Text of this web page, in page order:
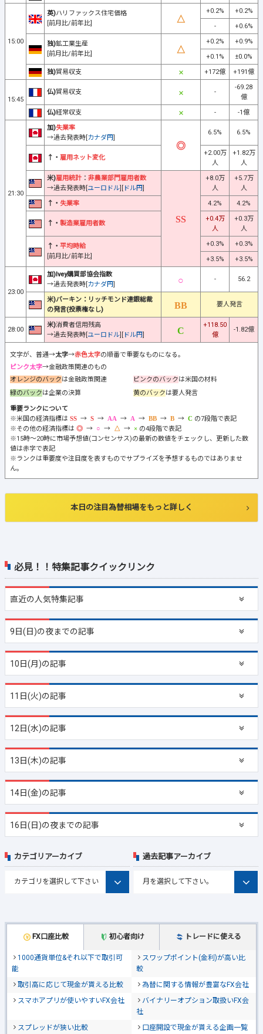
必見！！特集記事クイックリンク
直近の人気特集記事
9日(日)の夜までの記事
10日(月)の記事
11日(火)の記事
12日(水)の記事
13日(木)の記事
14日(金)の記事
16日(日)の夜までの記事
15:00
英)ハリファックス住宅価格
[前月比/前年比]
+0.2%
+0.2%
-
+0.6%
独)鉱工業生産
[前月比/前年比]
+0.2%
+0.9%
+0.1%
±0.0%
独)貿易収支 +172億 +191億
15:45
仏)貿易収支 -
-69.28
億
仏)経常収支 - -1億
21:30
加)失業率
→過去発表時[カナダ円]
6.5% 6.5%
↑・ 雇用ネット変化
+2.00万
人
+1.82万
人
米)雇用統計 ： 非農業部門雇用者数
→過去発表時[ユーロドル][ ドル円]
+8.0万
人
+5.7万
人
↑・ 失業率 4.2% 4.2%
↑・ 製造業雇用者数
+0.4万
人
+0.3万
人
↑・ 平均時給
[前月比/前年比]
+0.3%
+0.3%
+3.5%
+3.5%
23:00
加)Ivey購買部協会指数
→過去発表時[カナダ円]
- 56.2
米)バーキン：リッチモンド連銀総裁
の発言(投票権なし)
要人発言
28:00
米)消費者信用残高
→過去発表時[ユーロドル][ ドル円]
+118.50
億
-1.82億
文字が、普通→太字→赤色太字の順番で重要なものになる。
ピンク太字→金融政策関連のもの
オレンジのバックは金融政策関連 ピンクのバックは米国の材料
緑のバックは企業の決算 黄のバックは要人発言
重要ランクについて
※米国の経済指標は
→ → → → → →
の7段階で表記
※その他の経済指標は
→ → →
の4段階で表記
※15時～20時に市場予想値(コンセンサス)の最新の数値をチェックし、更新した数
値は赤字で表記
※ランクは重要度や注目度を表すものでサプライズを予想するものではありませ
ん。
本日の注目為替相場をもっと詳しく
FX口座比較 初心者向け トレードに使える
1000通貨単位&それ以下で取引可
能
スワップポイント(金利)が高い比
較
取引高に応じて現金が貰える比較
為替に関する情報が豊富なFX会社
スマホアプリが使いやすいFX会社
バイナリーオプション取扱いFX会
社
スプレッドが狭い比較
口座開設で現金が貰える企画一覧
カテゴリアーカイブ 過去記事アーカイブ